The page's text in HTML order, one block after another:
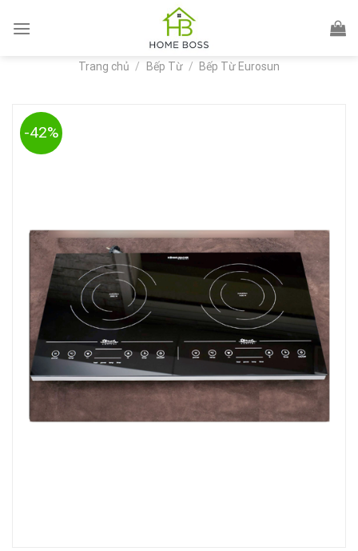
Trang chủ / Bếp Từ / Bếp Từ Eurosun
-42%